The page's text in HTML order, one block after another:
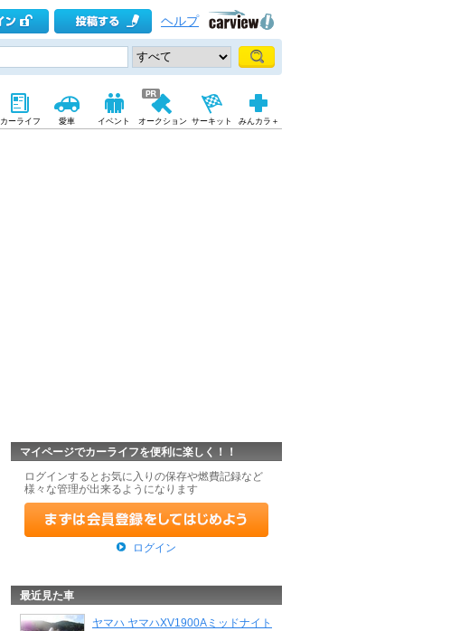
ヘルプ
カーライフ 愛車 イベント オークション サーキット みんカラ＋
マイページでカーライフを便利に楽しく！！
ログインするとお気に入りの保存や燃費記録など
様々な管理が出来るようになります
ログイン
最近見た車
ヤマハ ヤマハXV1900Aミッドナイト